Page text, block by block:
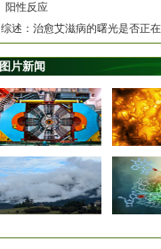
阳性反应
综述：治愈艾滋病的曙光是否正
图片新闻